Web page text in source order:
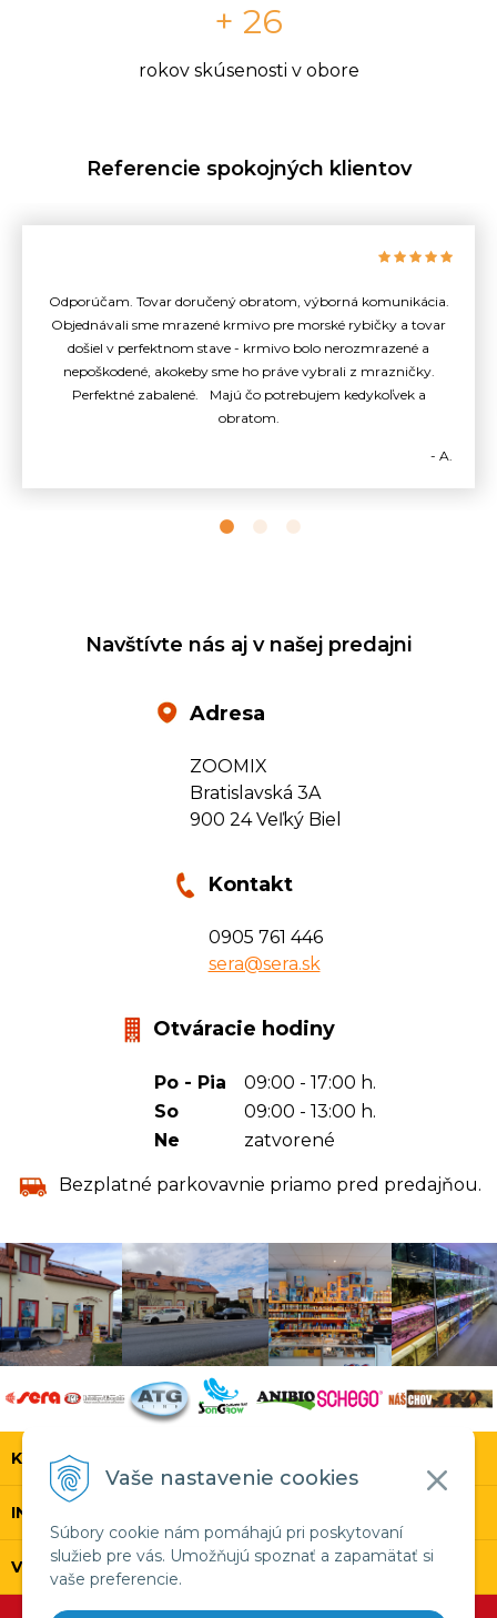
Vaše nastavenie cookies
Súbory cookie nám pomáhajú pri poskytovaní
služieb pre vás. Umožňujú spoznať a zapamätať si
vaše preferencie.
+ 26
rokov skúsenosti v obore
Referencie spokojných klientov
Odporúčam. Tovar doručený obratom, výborná komunikácia.
Objednávali sme mrazené krmivo pre morské rybičky a tovar
došiel v perfektnom stave - krmivo bolo nerozmrazené a
nepoškodené, akokeby sme ho práve vybrali z mrazničky.
Perfektné zabalené. Majú čo potrebujem kedykoľvek a
obratom.
- A.
Navštívte nás aj v našej predajni
Adresa
ZOOMIX
Bratislavská 3A
900 24 Veľký Biel
Kontakt
0905 761 446
sera@sera.sk
Otváracie hodiny
Po - Pia
09:00 - 17:00 h.
So
09:00 - 13:00 h.
Ne
zatvorené
Bezplatné parkovavnie priamo pred predajňou.
KONTAKT
INFOLINKA
VŠETKO O NÁKUPE